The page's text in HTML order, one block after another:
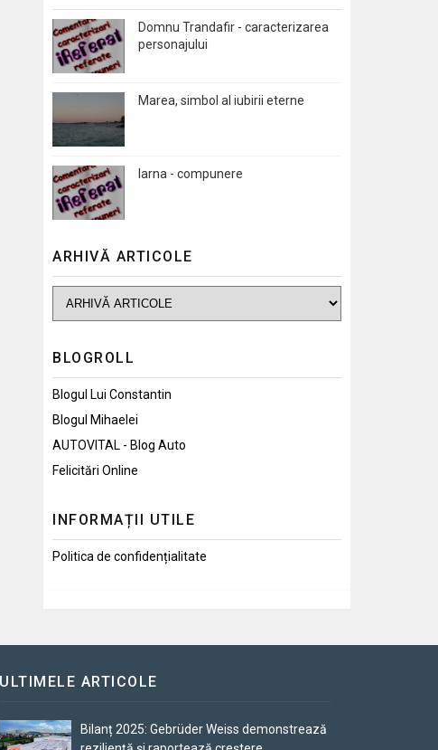
Domnu Trandafir - caracterizarea
personajului
Marea, simbol al iubirii eterne
Iarna - compunere
ARHIVĂ ARTICOLE
BLOGROLL
Blogul Lui Constantin
Blogul Mihaelei
AUTOVITAL - Blog Auto
Felicitări Online
INFORMAȚII UTILE
Politica de confidențialitate
ULTIMELE ARTICOLE
Bilanț 2025: Gebrüder Weiss demonstrează